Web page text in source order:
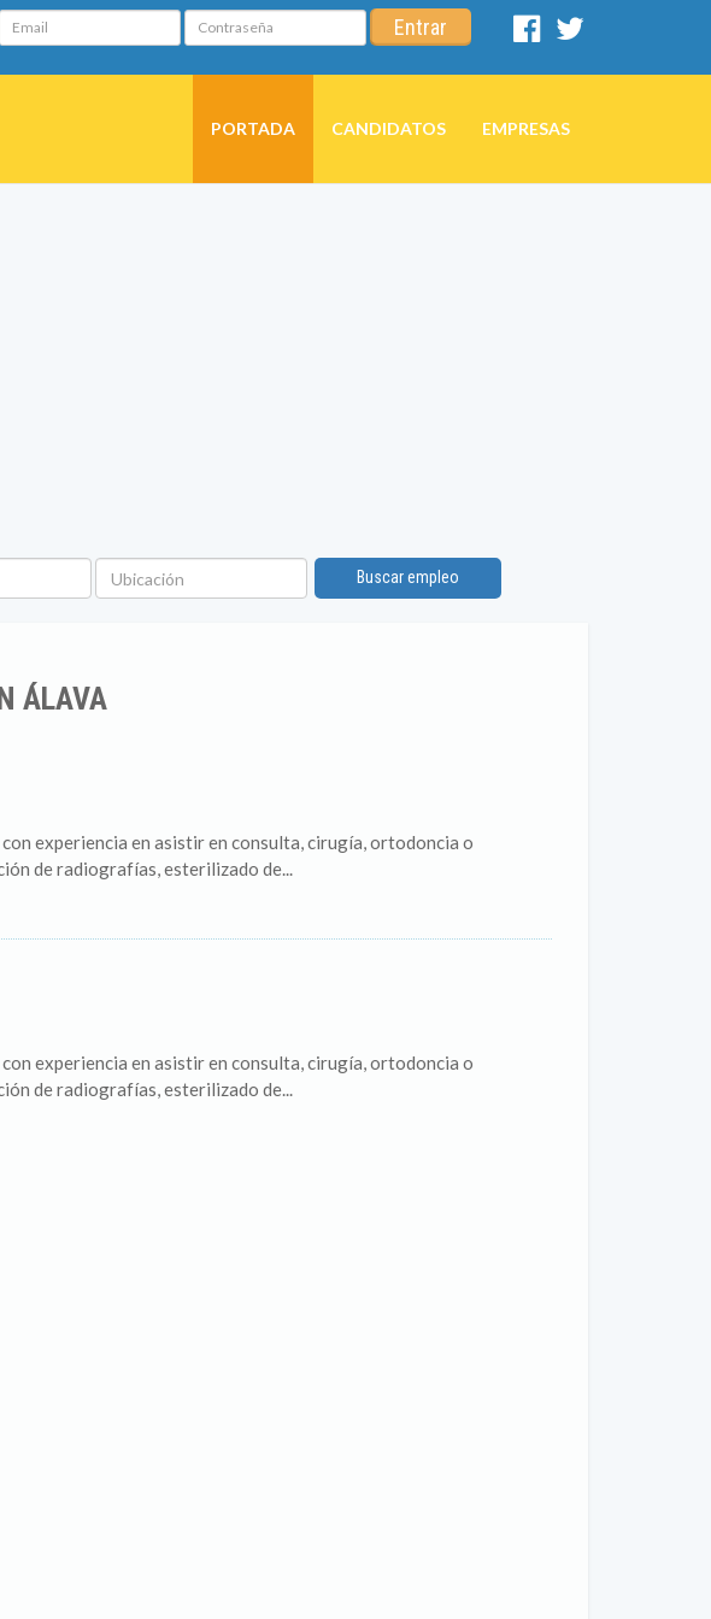
Email Contraseña Entrar
Facebook
PORTADA CANDIDATOS EMPRESAS
Ubicación
Buscar empleo
ÁLAVA
experiencia en asistir en consulta, cirugía, ortodoncia o
de radiografías, esterilizado de...
experiencia en asistir en consulta, cirugía, ortodoncia o
de radiografías, esterilizado de...